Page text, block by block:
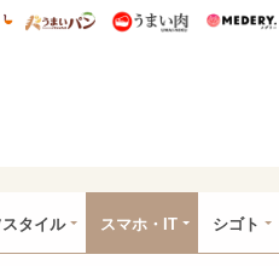
ニー特集
うまいめし うまいパン うまい肉
タイル スマホ・IT シゴト